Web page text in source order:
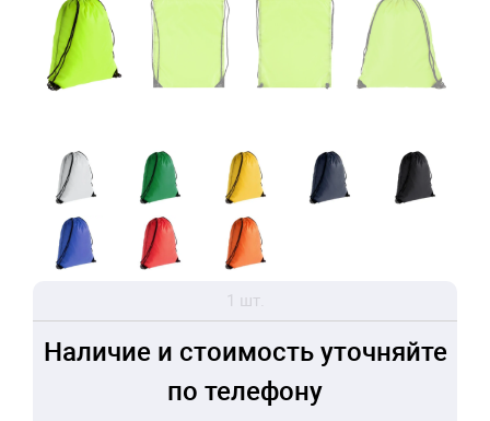
1 шт.
Наличие и стоимость уточняйте
по телефону